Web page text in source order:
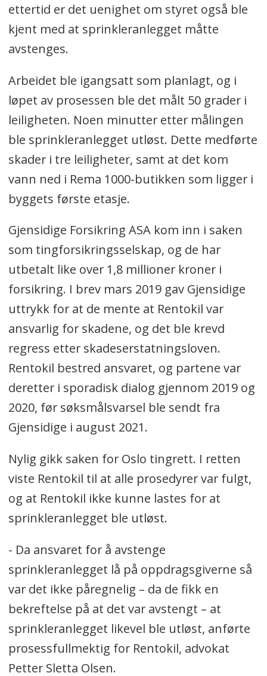
ettertid er det uenighet om styret også ble
kjent med at sprinkleranlegget måtte
avstenges.
Arbeidet ble igangsatt som planlagt, og i
løpet av prosessen ble det målt 50 grader i
leiligheten. Noen minutter etter målingen
ble sprinkleranlegget utløst. Dette medførte
skader i tre leiligheter, samt at det kom
vann ned i Rema 1000-butikken som ligger i
byggets første etasje.
Gjensidige Forsikring ASA kom inn i saken
som tingforsikringsselskap, og de har
utbetalt like over 1,8 millioner kroner i
forsikring. I brev mars 2019 gav Gjensidige
uttrykk for at de mente at Rentokil var
ansvarlig for skadene, og det ble krevd
regress etter skadeserstatningsloven.
Rentokil bestred ansvaret, og partene var
deretter i sporadisk dialog gjennom 2019 og
2020, før søksmålsvarsel ble sendt fra
Gjensidige i august 2021.
Nylig gikk saken for Oslo tingrett. I retten
viste Rentokil til at alle prosedyrer var fulgt,
og at Rentokil ikke kunne lastes for at
sprinkleranlegget ble utløst.
- Da ansvaret for å avstenge
sprinkleranlegget lå på oppdragsgiverne så
var det ikke påregnelig – da de fikk en
bekreftelse på at det var avstengt – at
sprinkleranlegget likevel ble utløst, anførte
prosessfullmektig for Rentokil, advokat
Petter Sletta Olsen.